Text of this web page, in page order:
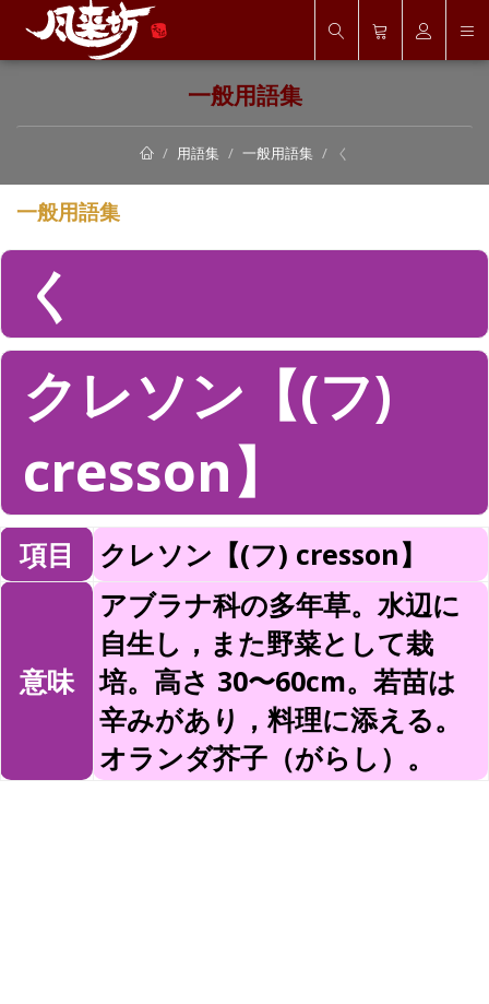
一般用語集
用語集 一般用語集 く
一般用語集
く
クレソン【(フ)
cresson】
項目 クレソン【(フ) cresson】
意味
アブラナ科の多年草。水辺に
自生し，また野菜として栽
培。高さ 30〜60cm。若苗は
辛みがあり，料理に添える。
オランダ芥子（がらし）。